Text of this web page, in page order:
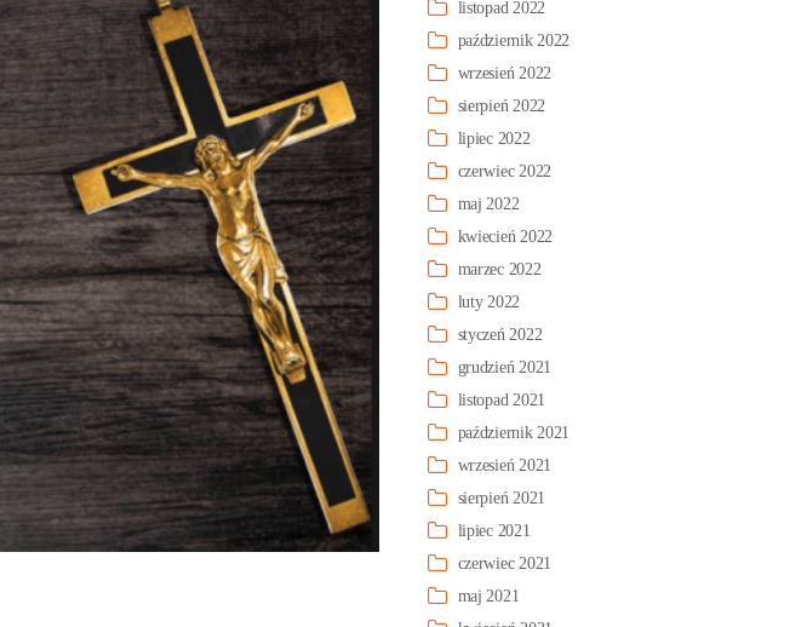
listopad 2022
październik 2022
wrzesień 2022
sierpień 2022
lipiec 2022
czerwiec 2022
maj 2022
kwiecień 2022
marzec 2022
luty 2022
styczeń 2022
grudzień 2021
listopad 2021
październik 2021
wrzesień 2021
sierpień 2021
lipiec 2021
czerwiec 2021
maj 2021